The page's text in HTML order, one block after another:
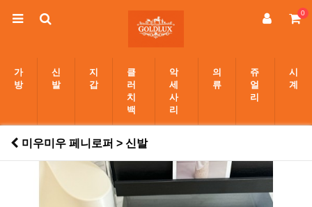
0
가
방
신
발
지
갑
클
러
치
백
악
세
사
리
의
류
쥬
얼
리
시
계
미우미우 페니로퍼 > 신발